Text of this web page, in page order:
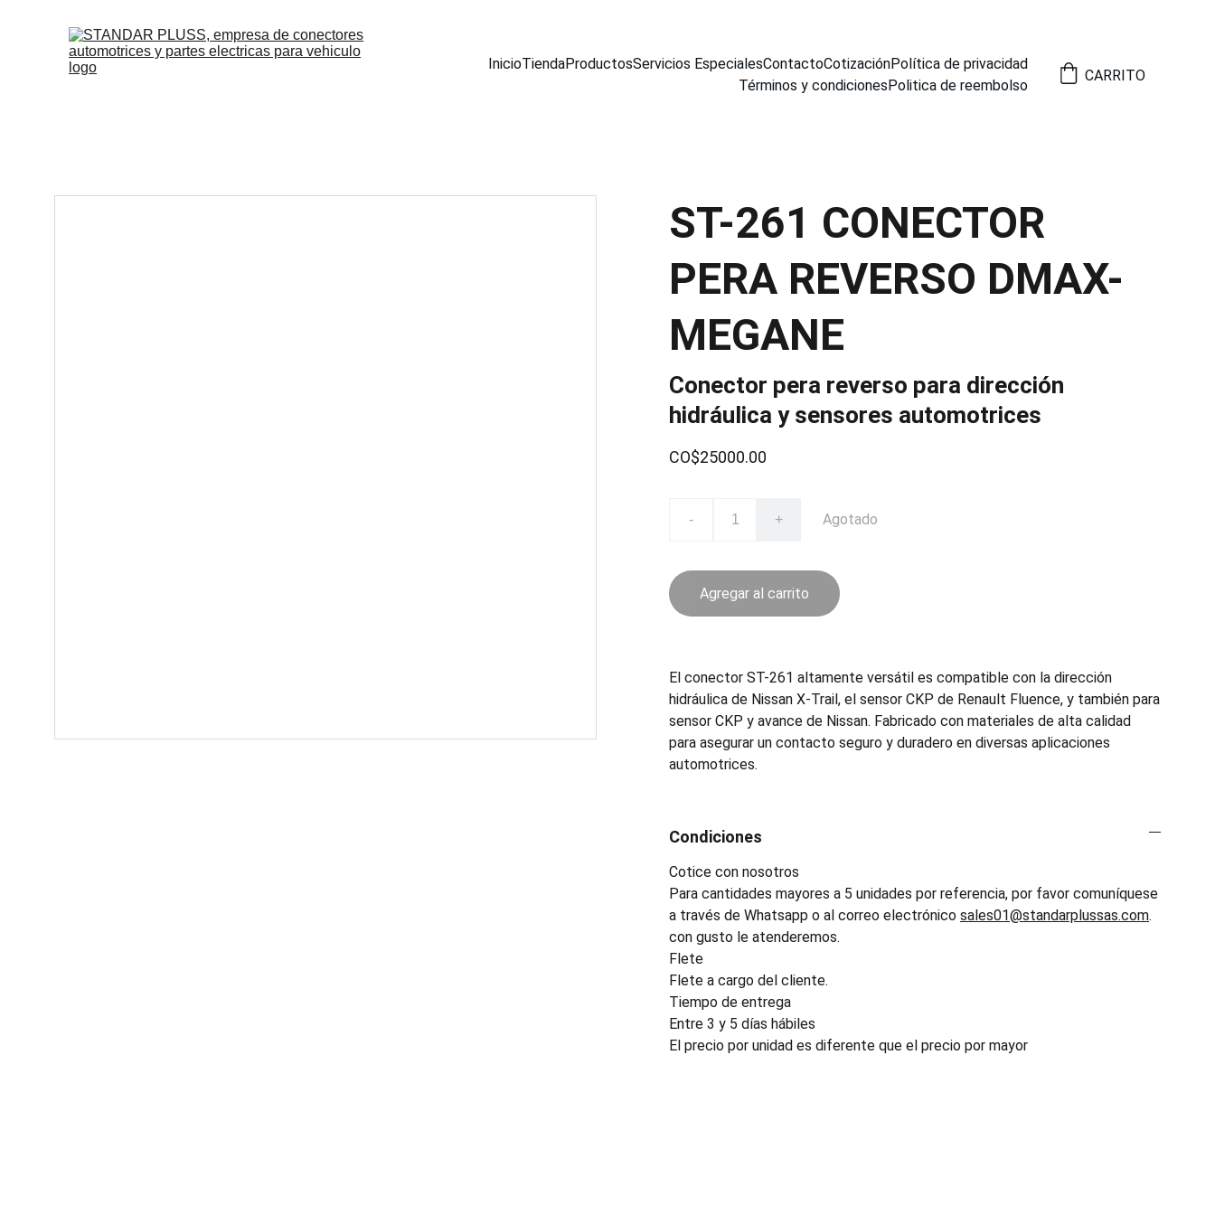
InicioTiendaProductosServicios EspecialesContactoCotizaciónPolítica de privacidad
Términos y condicionesPolitica de reembolso
CARRITO
ST-261 CONECTOR
PERA REVERSO DMAX-
MEGANE
Conector pera reverso para dirección
hidráulica y sensores automotrices
CO$25000.00
- + Agotado
Agregar al carrito
El conector ST-261 altamente versátil es compatible con la dirección
hidráulica de Nissan X-Trail, el sensor CKP de Renault Fluence, y también para
sensor CKP y avance de Nissan. Fabricado con materiales de alta calidad
para asegurar un contacto seguro y duradero en diversas aplicaciones
automotrices.
Condiciones
Cotice con nosotros
Para cantidades mayores a 5 unidades por referencia, por favor comuníquese
a través de Whatsapp o al correo electrónico sales01@standarplussas.com.
con gusto le atenderemos.
Flete
Flete a cargo del cliente.
Tiempo de entrega
Entre 3 y 5 días hábiles
El precio por unidad es diferente que el precio por mayor